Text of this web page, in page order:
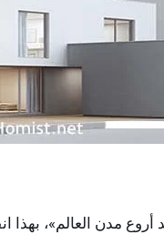
مدن العالم»، بهذا